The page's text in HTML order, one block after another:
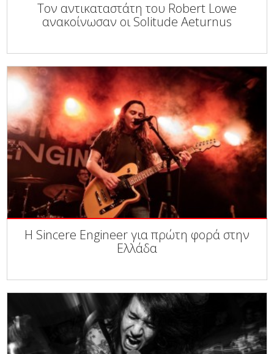
Τον αντικαταστάτη του Robert Lowe
ανακοίνωσαν οι Solitude Aeturnus
Η Sincere Engineer για πρώτη φορά στην
Ελλάδα